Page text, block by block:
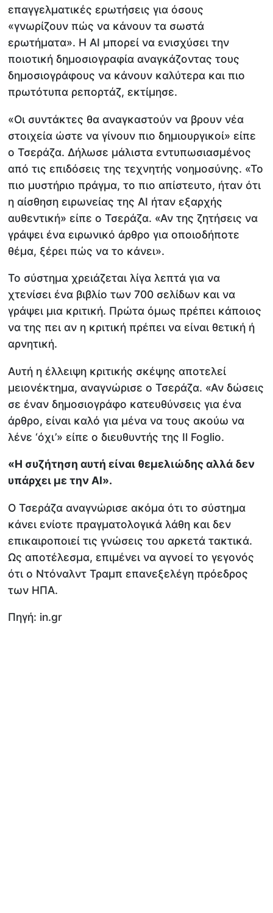
επαγγελματικές ερωτήσεις για όσους
«γνωρίζουν πώς να κάνουν τα σωστά
ερωτήματα». Η ΑΙ μπορεί να ενισχύσει την
ποιοτική δημοσιογραφία αναγκάζοντας τους
δημοσιογράφους να κάνουν καλύτερα και πιο
πρωτότυπα ρεπορτάζ, εκτίμησε.
«Οι συντάκτες θα αναγκαστούν να βρουν νέα
στοιχεία ώστε να γίνουν πιο δημιουργικοί» είπε
ο Τσεράζα. Δήλωσε μάλιστα εντυπωσιασμένος
από τις επιδόσεις της τεχνητής νοημοσύνης. «Το
πιο μυστήριο πράγμα, το πιο απίστευτο, ήταν ότι
η αίσθηση ειρωνείας της ΑΙ ήταν εξαρχής
αυθεντική» είπε ο Τσεράζα. «Αν της ζητήσεις να
γράψει ένα ειρωνικό άρθρο για οποιοδήποτε
θέμα, ξέρει πώς να το κάνει».
Το σύστημα χρειάζεται λίγα λεπτά για να
χτενίσει ένα βιβλίο των 700 σελίδων και να
γράψει μια κριτική. Πρώτα όμως πρέπει κάποιος
να της πει αν η κριτική πρέπει να είναι θετική ή
αρνητική.
Αυτή η έλλειψη κριτικής σκέψης αποτελεί
μειονέκτημα, αναγνώρισε ο Τσεράζα. «Αν δώσεις
σε έναν δημοσιογράφο κατευθύνσεις για ένα
άρθρο, είναι καλό για μένα να τους ακούω να
λένε ‘όχι’» είπε ο διευθυντής της Il Foglio.
«Η συζήτηση αυτή είναι θεμελιώδης αλλά δεν
υπάρχει με την ΑΙ».
Ο Τσεράζα αναγνώρισε ακόμα ότι το σύστημα
κάνει ενίοτε πραγματολογικά λάθη και δεν
επικαιροποιεί τις γνώσεις του αρκετά τακτικά.
Ως αποτέλεσμα, επιμένει να αγνοεί το γεγονός
ότι ο Ντόναλντ Τραμπ επανεξελέγη πρόεδρος
των ΗΠΑ.
Πηγή: in.gr